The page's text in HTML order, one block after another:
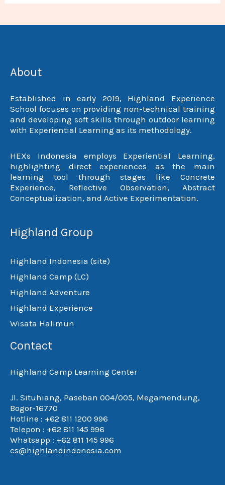
About
Established in early 2019, Highland Experience
School focuses on providing non-technical training
and developing soft skills through outdoor learning
with Experiential Learning as its methodology.
HEXs Indonesia employs Experiential Learning,
highlighting direct experiences as the main
learning tool through stages like Concrete
Experience, Reflective Observation, Abstract
Conceptualization, and Active Experimentation.
Highland Group
Highland Indonesia (site)
Highland Camp (LC)
Highland Adventure
Highland Experience
Wisata Halimun
Contact
Highland Camp Learning Center
Jl. Situhiang, Paseban 004/005, Megamendung,
Bogor-16770
Hotline : +62 811 1200 996
Telepon : +62 811 145 996
Whatsapp : +62 811 145 996
cs@highlandindonesia.com